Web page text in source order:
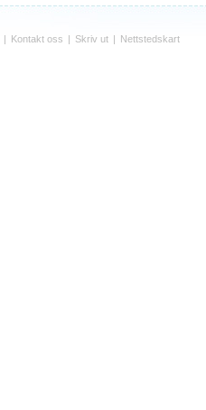
| Kontakt oss | Skriv ut | Nettstedskart